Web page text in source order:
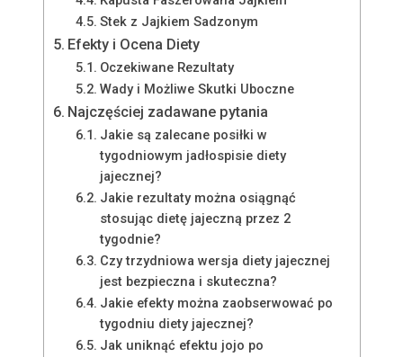
Stek z Jajkiem Sadzonym
Efekty i Ocena Diety
Oczekiwane Rezultaty
Wady i Możliwe Skutki Uboczne
Najczęściej zadawane pytania
Jakie są zalecane posiłki w
tygodniowym jadłospisie diety
jajecznej?
Jakie rezultaty można osiągnąć
stosując dietę jajeczną przez 2
tygodnie?
Czy trzydniowa wersja diety jajecznej
jest bezpieczna i skuteczna?
Jakie efekty można zaobserwować po
tygodniu diety jajecznej?
Jak uniknąć efektu jojo po